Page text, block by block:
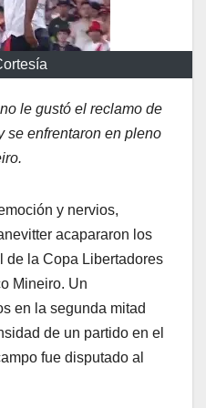
le gustó el reclamo de
se enfrentaron en pleno
y nervios,
acapararon los
de la Copa Libertadores
Mineiro. Un
en la segunda mitad
de un partido en el
fue disputado al